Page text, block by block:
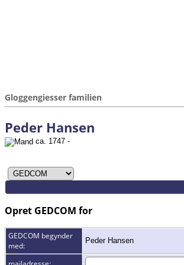
Gloggengiesser familien
Peder Hansen
ca. 1747 -
Opret GEDCOM for
GEDCOM begynder
med:
Peder Hansen